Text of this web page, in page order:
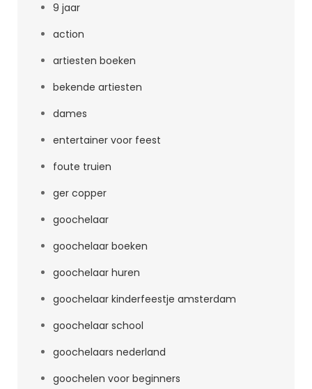
9 jaar
action
artiesten boeken
bekende artiesten
dames
entertainer voor feest
foute truien
ger copper
goochelaar
goochelaar boeken
goochelaar huren
goochelaar kinderfeestje amsterdam
goochelaar school
goochelaars nederland
goochelen voor beginners